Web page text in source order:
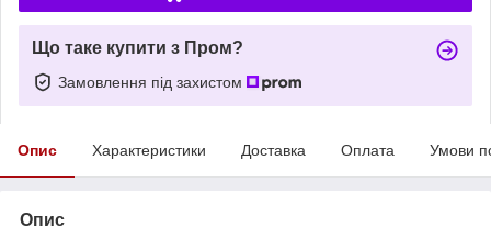
Що таке купити з Пром?
Замовлення під захистом
Опис Характеристики Доставка Оплата Умови
Опис